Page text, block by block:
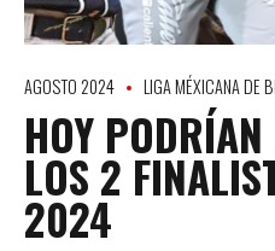
AGOSTO 2024 LIGA MÉXICANA DE
HOY
LOS 2
2024